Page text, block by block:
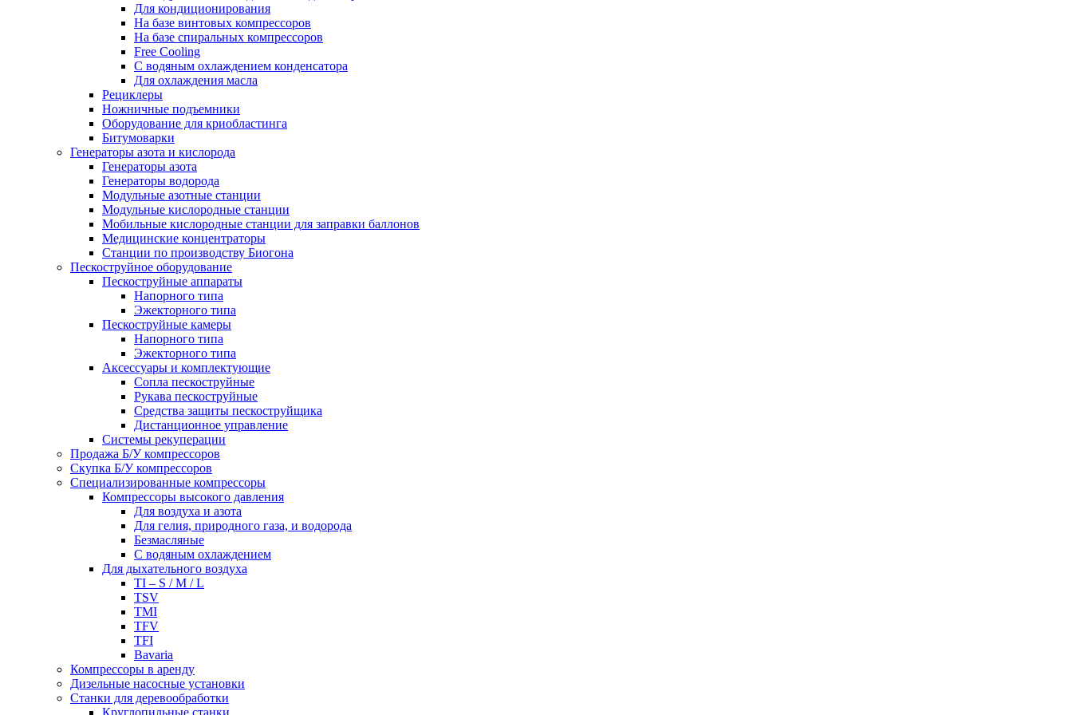
Для кондиционирования
На базе винтовых компрессоров
На базе спиральных компрессоров
Free Cooling
С водяным охлаждением конденсатора
Для охлаждения масла
Рециклеры
Ножничные подъемники
Оборудование для криобластинга
Битумоварки
Генераторы азота и кислорода
Генераторы азота
Генераторы водорода
Модульные азотные станции
Модульные кислородные станции
Мобильные кислородные станции для заправки баллонов
Медицинские концентраторы
Станции по производству Биогона
Пескоструйное оборудование
Пескоструйные аппараты
Напорного типа
Эжекторного типа
Пескоструйные камеры
Напорного типа
Эжекторного типа
Аксессуары и комплектующие
Сопла пескоструйные
Рукава пескоструйные
Средства защиты пескоструйщика
Дистанционное управление
Системы рекуперации
Продажа Б/У компрессоров
Скупка Б/У компрессоров
Специализированные компрессоры
Компрессоры высокого давления
Для воздуха и азота
Для гелия, природного газа, и водорода
Безмасляные
С водяным охлаждением
Для дыхательного воздуха
TI – S / M / L
TSV
TMI
TFV
TFI
Bavaria
Компрессоры в аренду
Дизельные насосные установки
Станки для деревообработки
Круглопильные станки